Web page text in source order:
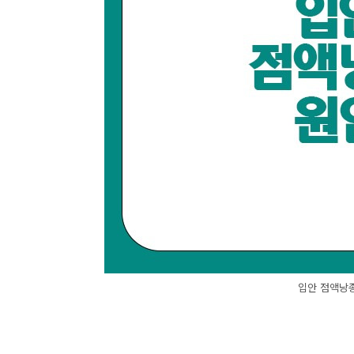
입안 점액낭